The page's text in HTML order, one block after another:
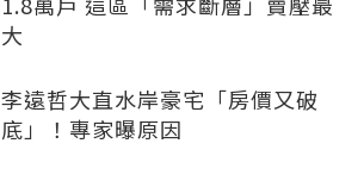
大
李遠哲大直水岸豪宅「房價又破
底」！專家曝原因